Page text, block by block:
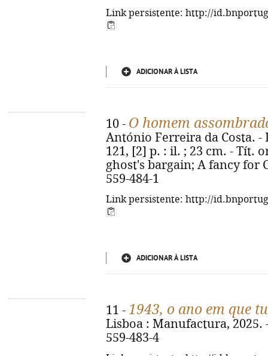
Link persistente: http://
ADICIONAR À LISTA
10 - O homem
António Ferreira da Costa. -
121, [2] p. : il. ; 23 cm. - Tít.
ghost's bargain; A fancy for
559-484-1
Link persistente: http://
ADICIONAR À LISTA
11 - 1943, o ano em que
Lisboa : Manufactura, 2025.
559-483-4